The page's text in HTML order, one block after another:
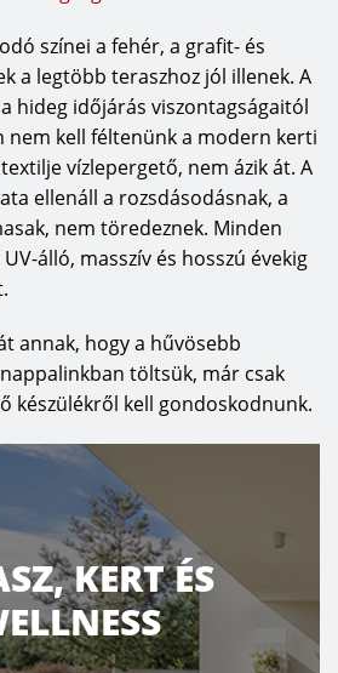
színei a fehér, a grafit- és
a legtöbb teraszhoz jól illenek. A
hideg időjárás viszontagságaitól
nem kell féltenünk a modern kerti
vízlepergető, nem ázik át. A
ellenáll a rozsdásodásnak, a
nem töredeznek. Minden
álló, masszív és hosszú évekig
annak, hogy a hűvösebb
töltsük, már csak
készülékről kell gondoskodnunk.
KERT ÉS